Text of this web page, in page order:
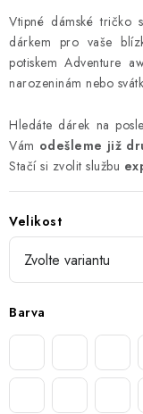
Vtipné dámské tričko
dárkem pro vaše
potiskem Adventure
narozeninám nebo
Hledáte dárek na
Vám odešleme již
Stačí si zvolit službu
Velikost
Barva